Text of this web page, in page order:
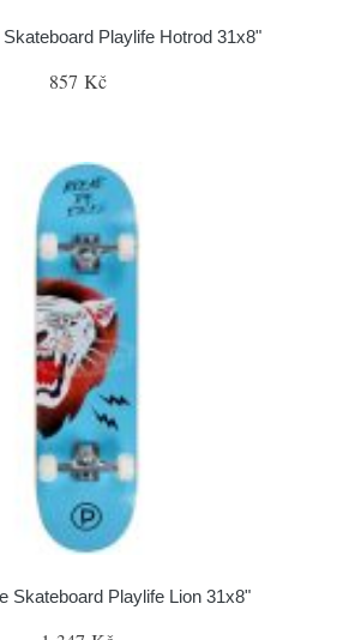
Playlife Hotrod 31x8"
857 Kč
Skateboard Playlife Lion 31x8"